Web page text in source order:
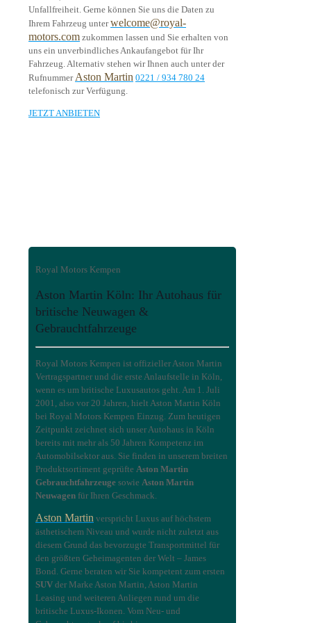
Unfallfreiheit. Gerne können Sie uns die Daten zu
Ihrem Fahrzeug unterwelcome@royal-
motors.com zukommen lassen und Sie erhalten von
uns ein unverbindliches Ankaufangebot für Ihr
Fahrzeug. Alternativ stehen wir Ihnen auch unter der
Rufnummer Aston Martin 0221 / 934 780 24
telefonisch zur Verfügung.
JETZT ANBIETEN
Royal Motors Kempen
Aston Martin Köln: Ihr Autohaus für
britische Neuwagen &
Gebrauchtfahrzeuge
Royal Motors Kempen ist offizieller Aston Martin
Vertragspartner und die erste Anlaufstelle in Köln,
wenn es um britische Luxusautos geht. Am 1. Juli
2001, also vor 20 Jahren, hielt Aston Martin Köln
bei Royal Motors Kempen Einzug. Zum heutigen
Zeitpunkt zeichnet sich unser Autohaus in Köln
bereits mit mehr als 50 Jahren Kompetenz im
Automobilsektor aus. Sie finden in unserem breiten
Produktsortiment geprüfte Aston Martin
Gebrauchtfahrzeuge sowie Aston Martin
Neuwagen für Ihren Geschmack.
Aston Martin verspricht Luxus auf höchstem
ästhetischem Niveau und wurde nicht zuletzt aus
diesem Grund das bevorzugte Transportmittel für
den größten Geheimagenten der Welt – James
Bond. Gerne beraten wir Sie kompetent zum ersten
SUV der Marke Aston Martin, Aston Martin
Leasing und weiteren Anliegen rund um die
britische Luxus-Ikonen. Vom Neu- und